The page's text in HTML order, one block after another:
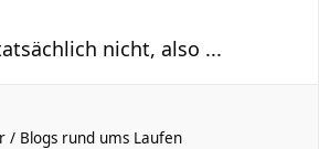
nicht, also ...
/ Blogs rund ums Laufen